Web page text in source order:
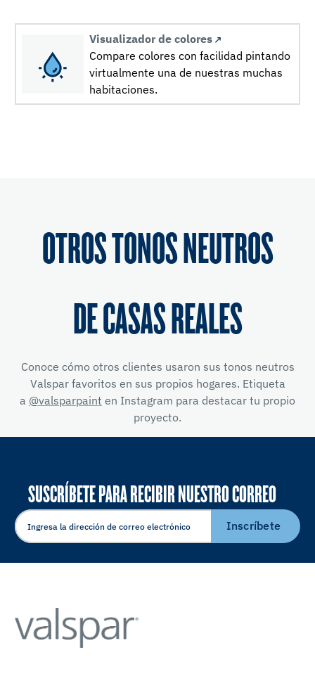
Visualizador de colores
Compare colores con facilidad pintando
virtualmente una de nuestras muchas
habitaciones.
OTROS TONOS NEUTROS
DE CASAS REALES
Conoce cómo otros clientes usaron sus tonos neutros
Valspar favoritos en sus propios hogares. Etiqueta
a @valsparpaint en Instagram para destacar tu propio
proyecto.
SUSCRÍBETE PARA RECIBIR NUESTRO CORREO
ELECTRÓNICO
Inscríbete